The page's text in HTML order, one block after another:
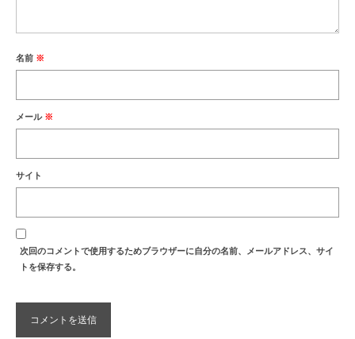
名前 ※
メール ※
サイト
次回のコメントで使用するためブラウザーに自分の名前、メールアドレス、サイ
トを保存する。